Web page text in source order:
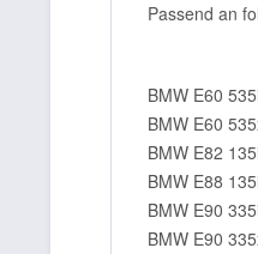
Passend an
BMW E60
BMW E60
BMW E82
BMW E88
BMW E90
BMW E90